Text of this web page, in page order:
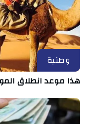
وطنية
هذا موعد انطلاق